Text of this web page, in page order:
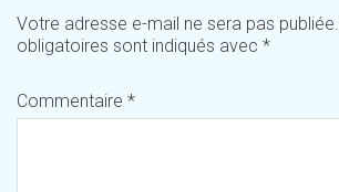
Votre adresse e-mail ne sera pas publiée.
obligatoires sont indiqués avec *
Commentaire *